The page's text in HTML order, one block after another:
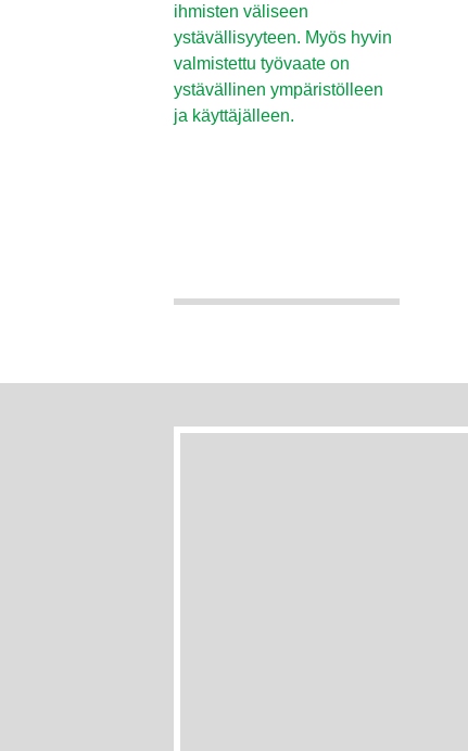
ihmisten väliseen
ystävällisyyteen. Myös hyvin
valmistettu työvaate on
ystävällinen ympäristölleen
ja käyttäjälleen.